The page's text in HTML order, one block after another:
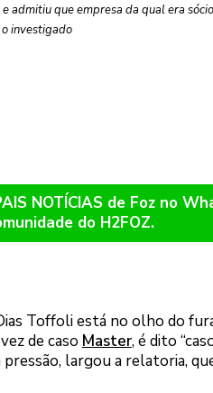
que empresa da qual era
o investigado
NOTÍCIAS de Foz no
do H2FOZ.
Toffoli está no olho do
de caso Master, é dito
largou a relatoria,